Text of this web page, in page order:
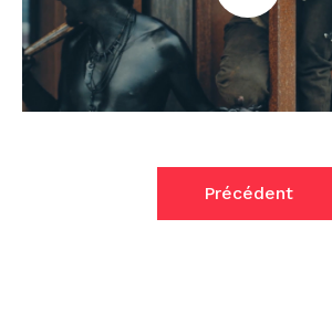
Précédent